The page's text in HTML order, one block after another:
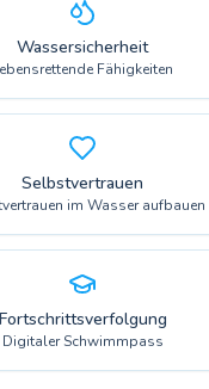
Wassersicherheit
Fähigkeiten
Selbstvertrauen
im Wasser aufbauen
Fortschrittsverfolgung
Digitaler Schwimmpass